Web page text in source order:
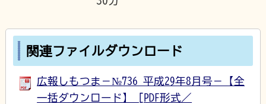
関連ファイルダウンロード
広報しもつま－№736 平成29年8月号－【全
一括ダウンロード】 [PDF形式／